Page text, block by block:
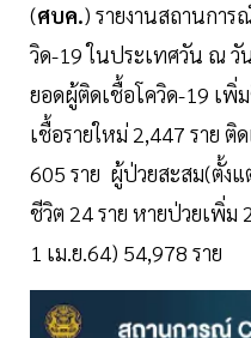
(ศบค.) รายงานสถานการ
วิด-19 ในประเทศวัน ณ
ยอดผู้ติดเชื้อโควิด-19 เพิ่
เชื้อรายใหม่ 2,447 ราย ติ
605 ราย ผู้ป่วยสะสม(ตั้งแ
ชีวิต 24 ราย หายป่วยเพิ่ม
1 เม.ย.64) 54,978 ราย